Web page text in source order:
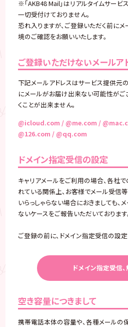
※「AKB48 Mail」はリアルタイムサービ
一切受付けておりません。
恐れ入りますが、ご登録いただく前に
境のご確認をお願いいたします。
ご登録いただけないメールア
下記メールアドレスはサービス提供元
にメールがお届け出来ない可能性がご
くことが出来ません。
@icloud.com / @me.com /
@126.com / @qq.com
ドメイン指定受信の設定
キャリアメールをご利用の場合、各社
れている関係上、お客様でメール受信
いらっしゃらない場合におきましても、
ないケースをご報告いただいております
ご登録の前に、ドメイン指定受信の設定
ドメイン指定受信
空き容量につきまして
携帯電話本体の容量や、各種メールの